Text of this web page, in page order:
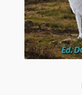
Mes romans
Meurtre en alternance
Meurtre sous couverture